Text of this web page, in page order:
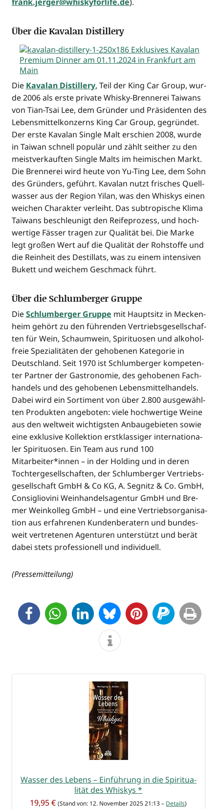
Über die Kavalan Distillery
Die Kavalan Distil­lery, Teil der King Car Group, wur­
de 2006 als ers­te pri­va­te Whis­ky-Bren­ne­rei Tai­wans
von Tian-Tsai Lee, dem Grün­der und Prä­si­den­ten des
Lebens­mit­tel­kon­zerns King Car Group, gegrün­det.
Der ers­te Kavalan Sin­gle Malt erschien 2008, wur­de
in Tai­wan schnell popu­lär und zählt seit­her zu den
meist­ver­kauf­ten Sin­gle Malts im hei­mi­schen Markt.
Die Bren­ne­rei wird heu­te von Yu-Ting Lee, dem Sohn
des Grün­ders, geführt. Kavalan nutzt fri­sches Quell­
was­ser aus der Regi­on Yilan, was den Whis­kys einen
wei­chen Cha­rak­ter ver­leiht. Das sub­tro­pi­sche Kli­ma
Tai­wans beschleu­nigt den Rei­fe­pro­zess, und hoch­
wer­ti­ge Fäs­ser tra­gen zur Qua­li­tät bei. Die Mar­ke
legt gro­ßen Wert auf die Qua­li­tät der Roh­stof­fe und
die Rein­heit des Destil­lats, was zu einem inten­si­ven
Bukett und wei­chem Geschmack führt.
Über die Schlumberger Gruppe
DieSchlum­ber­ger Grup­pe mit Haupt­sitz in Mecken­
heim gehört zu den füh­ren­den Ver­triebs­ge­sell­schaf­
ten für Wein, Schaum­wein, Spi­ri­tuo­sen und alko­hol­
freie Spe­zia­li­tä­ten der geho­be­nen Kate­go­rie in
Deutsch­land. Seit 1970 ist Schlum­ber­ger kom­pe­ten­
ter Part­ner der Gas­tro­no­mie, des geho­be­nen Fach­
han­dels und des geho­be­nen Lebens­mit­tel­han­dels.
Dabei wird ein Sor­ti­ment von über 2.800 aus­ge­wähl­
ten Pro­duk­ten ange­bo­ten: vie­le hoch­wer­ti­ge Wei­ne
aus den welt­weit wich­tigs­ten Anbau­ge­bie­ten sowie
eine exklu­si­ve Kol­lek­ti­on erst­klas­si­ger inter­na­tio­na­
ler Spi­ri­tuo­sen. Ein Team aus rund 100
Mitarbeiter*innen – in der Hol­ding und in deren
Toch­ter­ge­sell­schaf­ten, der Schlum­ber­ger Ver­triebs­
ge­sell­schaft GmbH & Co KG, A. Seg­nitz & Co. GmbH,
Con­siglio­vi­ni Wein­han­dels­agen­tur GmbH und Bre­
mer Wein­kol­leg GmbH – und eine Ver­triebs­or­ga­ni­sa­
ti­on aus erfah­re­nen Kun­den­be­ra­tern und bun­des­
weit ver­tre­te­nen Agen­tu­ren unter­stützt und berät
dabei stets pro­fes­sio­nell und individuell.
(Pres­se­mit­tei­lung)
Was­ser des Lebens – Ein­füh­rung in die Spi­ri­tua­
li­tät des Whis­kys*
19,95 € (Stand von: 12. Novem­ber 2025 21:13 – Details)